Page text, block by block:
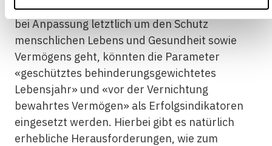
keinen ähnlich zentralen Erfolgsindikator. Da es
bei Anpassung letztlich um den Schutz
menschlichen Lebens und Gesundheit sowie
Vermögens geht, könnten die Parameter
«geschütztes behinderungsgewichtetes
Lebensjahr» und «vor der Vernichtung
bewahrtes Vermögen» als Erfolgsindikatoren
eingesetzt werden. Hierbei gibt es natürlich
erhebliche Herausforderungen, wie zum